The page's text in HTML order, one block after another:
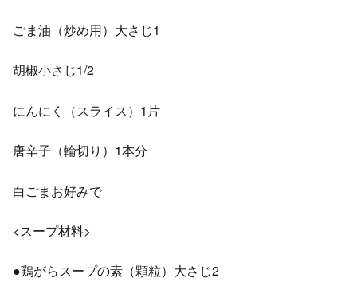
ごま油（炒め用）大さじ1
胡椒小さじ1/2
にんにく（スライス）1片
唐辛子（輪切り）1本分
白ごまお好みで
<スープ材料>
●鶏がらスープの素（顆粒）大さじ2